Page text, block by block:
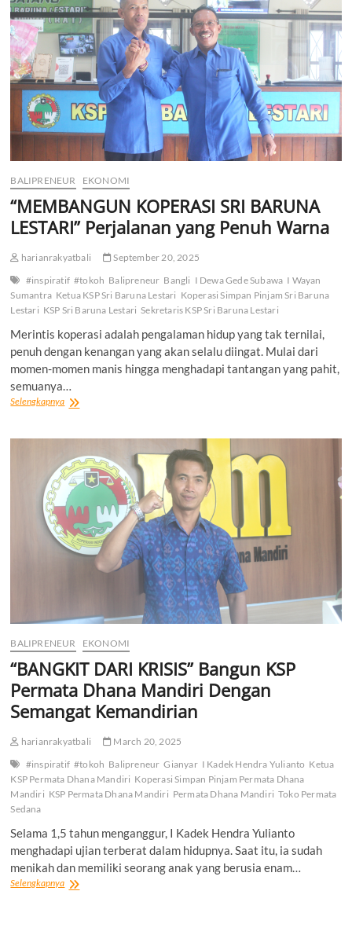
Penting
Bagi
Pertumbuhan
Perekonomian
Masyarakat
di
Wilayahnya
BALIPRENEUR EKONOMI
“MEMBANGUN KOPERASI SRI BARUNA
LESTARI” Perjalanan yang Penuh Warna
harianrakyatbali
September 20, 2025
#inspiratif #tokoh Balipreneur Bangli I Dewa Gede Subawa I Wayan
Sumantra Ketua KSP Sri Baruna Lestari Koperasi Simpan Pinjam Sri Baruna
Lestari KSP Sri Baruna Lestari Sekretaris KSP Sri Baruna Lestari
Merintis koperasi adalah pengalaman hidup yang tak ternilai,
penuh dengan kenangan yang akan selalu diingat. Mulai dari
momen-momen manis hingga menghadapi tantangan yang pahit,
semuanya…
Selengkapnya“MEMBANGUN
BARUNA
LESTARI”
Perjalanan
yang
Penuh
Warna
BALIPRENEUR EKONOMI
“BANGKIT DARI KRISIS” Bangun KSP
Permata Dhana Mandiri Dengan
Semangat Kemandirian
harianrakyatbali
March 20, 2025
#inspiratif #tokoh Balipreneur Gianyar I Kadek Hendra Yulianto Ketua
KSP Permata Dhana Mandiri Koperasi Simpan Pinjam Permata Dhana
Mandiri KSP Permata Dhana Mandiri Permata Dhana Mandiri Toko Permata
Sedana
Selama 1,5 tahun menganggur, I Kadek Hendra Yulianto
menghadapi ujian terberat dalam hidupnya. Saat itu, ia sudah
menikah dan memiliki seorang anak yang berusia enam…
Selengkapnya“BANGKIT